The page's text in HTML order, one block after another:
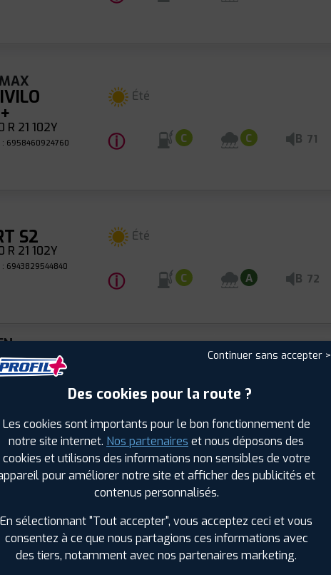
21 102Y
: 6958460924760
Été
ⓘ C C B 71
S2
21 102Y
: 6943829544840
Été
ⓘ C A B 72
FK520
21 102Y
: 4250427433493
ⓘ A
2
21 102Y
: 3286348002655
Été
ⓘ A A B 71
Continuer sans accepter >
Des cookies pour la route ?
Les cookies sont importants pour le bon fonctionnement de
notre site internet. Nos partenaires et nous déposons des
cookies et utilisons des informations non sensibles de votre
pour améliorer notre site et afficher des publicités et
contenus personnalisés.
En sélectionnant "Tout accepter", vous acceptez ceci et vous
consentez à ce que nous partagions ces informations avec
des tiers, notamment avec nos partenaires marketing.